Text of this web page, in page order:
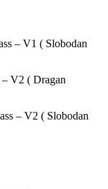
– V1 ( Slobodan
V2 ( Dragan
– V2 ( Slobodan